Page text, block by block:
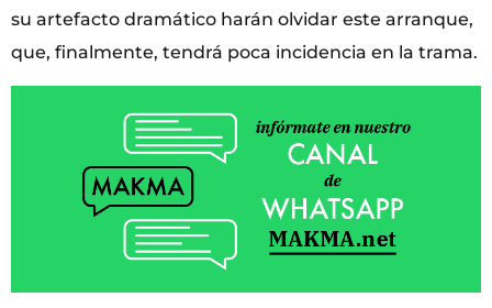
su artefacto dramático harán olvidar este arranque,
que, finalmente, tendrá poca incidencia en la trama.